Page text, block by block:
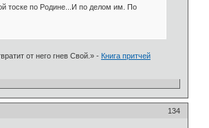
тоске по Родине...И по делом им. По
от него гнев Свой.» - Книга притчей
134